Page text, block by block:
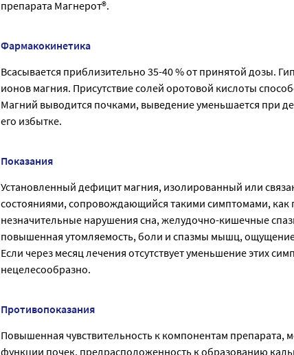
препарата Магнерот®.
Фармакокинетика
Всасывается приблизительно 35-40 % от принятой дозы.
ионов магния. Присутствие солей оротовой кислоты
Магний выводится почками, выведение уменьшается при
его избытке.
Показания
Установленный дефицит магния, изолированный или
состояниями, сопровождающийся такими симптомами,
незначительные нарушения сна, желудочно-кишечные
повышенная утомляемость, боли и спазмы мышц,
Если через месяц лечения отсутствует уменьшение этих
нецелесообразно.
Противопоказания
Повышенная чувствительность к компонентам препарата,
функции почек, предрасположенность к образованию